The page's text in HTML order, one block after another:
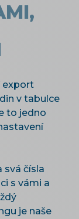
export
v tabulce
to jedno
svá čísla
s vámi a
je naše